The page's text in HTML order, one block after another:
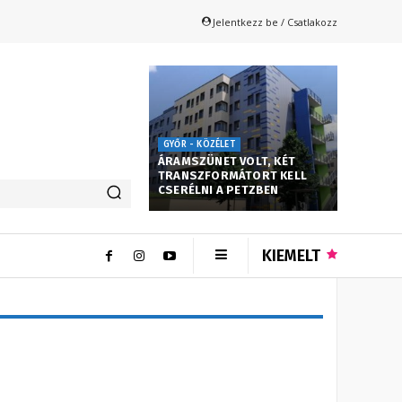
Jelentkezz be / Csatlakozz
GYŐR - KÖZÉLET
ÁRAMSZÜNET VOLT, KÉT
TRANSZFORMÁTORT KELL
CSERÉLNI A PETZBEN
KIEMELT